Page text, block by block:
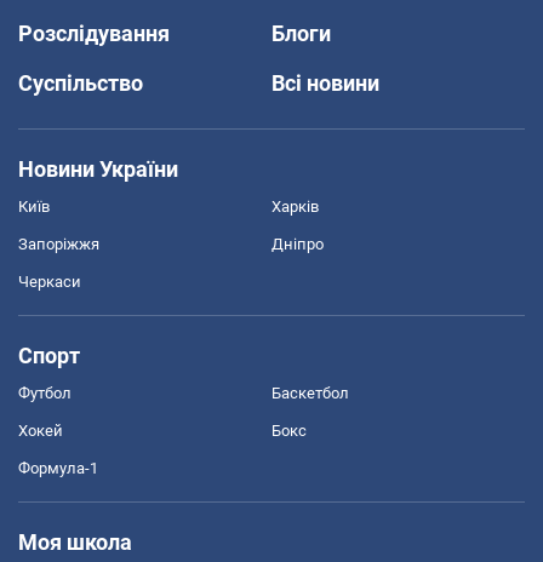
Розслідування
Блоги
Суспільство
Всі новини
Новини України
Київ Харків
Запоріжжя Дніпро
Черкаси
Спорт
Футбол Баскетбол
Хокей Бокс
Формула-1
Моя школа